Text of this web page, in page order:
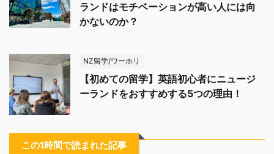
ランドはモチベーションが高い人には向
かないのか？
NZ留学/ワーホリ
【初めての留学】英語初心者にニュージ
ーランドをおすすめする5つの理由！
この1時間で読まれた記事